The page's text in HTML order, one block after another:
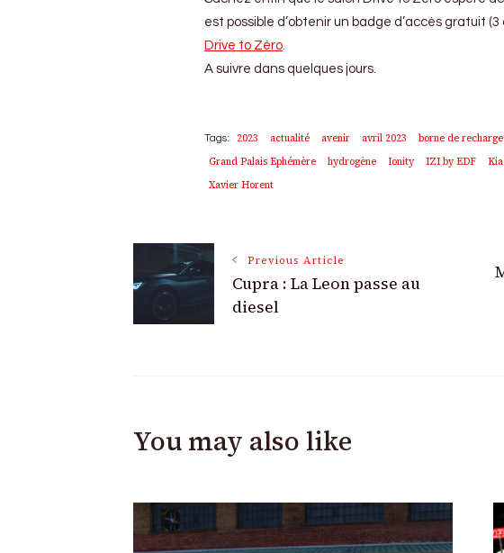
est possible d’obtenir un badge d’accès gratuit
Drive to Zéro.
A suivre dans quelques jours.
Tags: 2023 actualité avenir avril 2023 borne de recharge
Grand Palais Ephémère
hydrogène Ionity IZI by EDF Kia
Xavier Horent
Post
Navigation
Previous Article
Cupra : La Leon passe au
diesel
You may also like